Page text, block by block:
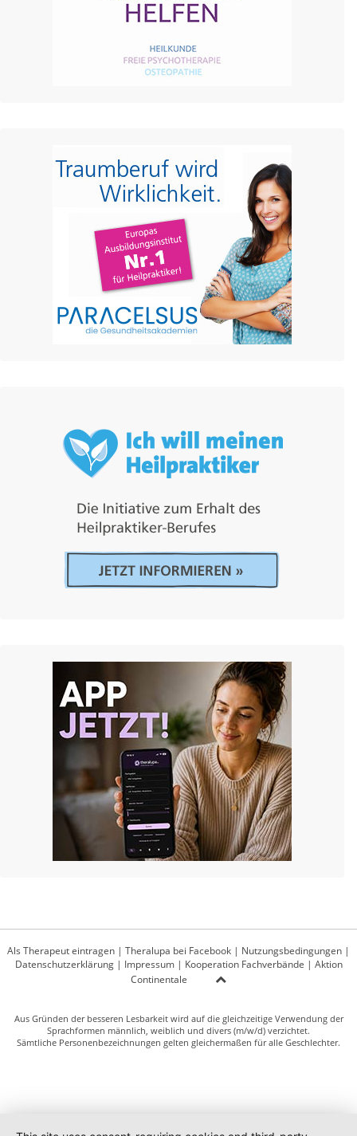
Als Therapeut eintragen | Theralupa bei Facebook | Nutzungsbedingungen |
Datenschutzerklärung| Impressum| Kooperation Fachverbände | Aktion
Continentale
Aus Gründen der besseren Lesbarkeit wird auf die gleichzeitige Verwendung der
Sprachformen männlich, weiblich und divers (m/w/d) verzichtet.
Sämtliche Personenbezeichnungen gelten gleichermaßen für alle Geschlechter.